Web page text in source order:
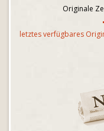
Originale
letztes verfügbares